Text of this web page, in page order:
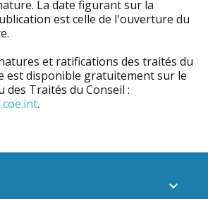
La date figurant sur la
est celle de l'ouverture du
et ratifications des traités du
est disponible gratuitement sur le
des Traités du Conseil :
.
